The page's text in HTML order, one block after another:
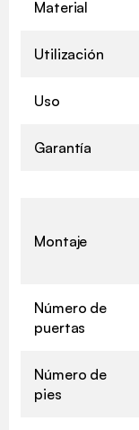
Material
Utilización
Uso
Garantía
Montaje
Número de
puertas
Número de
pies